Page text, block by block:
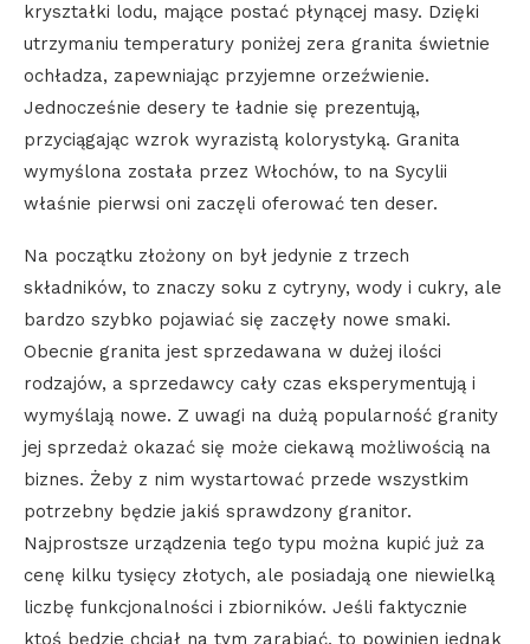
kryształki lodu, mające postać płynącej masy. Dzięki
utrzymaniu temperatury poniżej zera granita świetnie
ochładza, zapewniając przyjemne orzeźwienie.
Jednocześnie desery te ładnie się prezentują,
przyciągając wzrok wyrazistą kolorystyką. Granita
wymyślona została przez Włochów, to na Sycylii
właśnie pierwsi oni zaczęli oferować ten deser.
Na początku złożony on był jedynie z trzech
składników, to znaczy soku z cytryny, wody i cukry, ale
bardzo szybko pojawiać się zaczęły nowe smaki.
Obecnie granita jest sprzedawana w dużej ilości
rodzajów, a sprzedawcy cały czas eksperymentują i
wymyślają nowe. Z uwagi na dużą popularność granity
jej sprzedaż okazać się może ciekawą możliwością na
biznes. Żeby z nim wystartować przede wszystkim
potrzebny będzie jakiś sprawdzony granitor.
Najprostsze urządzenia tego typu można kupić już za
cenę kilku tysięcy złotych, ale posiadają one niewielką
liczbę funkcjonalności i zbiorników. Jeśli faktycznie
ktoś będzie chciał na tym zarabiać, to powinien jednak